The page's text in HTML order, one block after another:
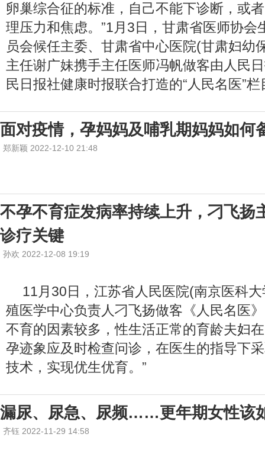
卵巢综合征的标准，自己不能下诊断，或
理压力和焦虑。”1月3日，甘肃省医师协会
员会候任主委、甘肃省中心医院(甘肃妇幼
主任谢广妹携手主任医师冯帆做客由人民
民日报社健康时报联合打造的“人民名医”
面对疫情，孕妈妈及哺乳期妈妈如何
郑新颖 2022-12-10 21:48
不孕不育症发病率持续上升，刁飞扬
诊疗关键
孙欢 2022-12-08 19:19
11月30日，江苏省人民医院(南京医科
殖医学中心负责人刁飞扬做客《人民名医
不育的因素较多，性生活正常的育龄夫妇
孕迹象应及时检查问诊，在医生的指导下
技术，实现优生优育。”
漏尿、尿急、尿频……更年期女性该
齐钰 2022-11-29 14:58